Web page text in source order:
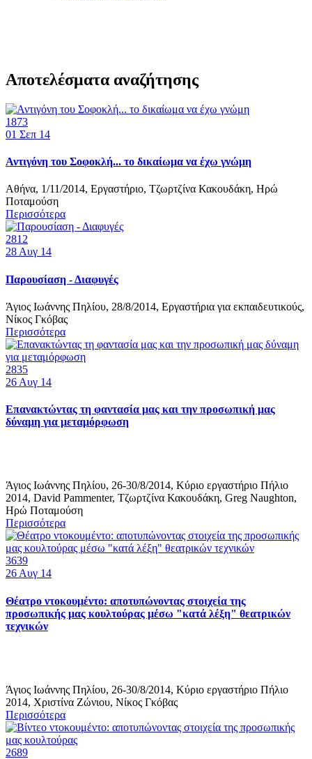
Αποτελέσματα αναζήτησης
1873
01 Σεπ 14
Αντιγόνη του Σοφοκλή... το δικαίωμα να έχω γνώμη
Αθήνα, 1/11/2014, Εργαστήριο, Τζωρτζίνα Κακουδάκη, Ηρώ
Ποταμούση
Περισσότερα
2812
28 Αυγ 14
Παρουσίαση - Διαφυγές
Άγιος Ιωάννης Πηλίου, 28/8/2014, Εργαστήρια για εκπαιδευτικούς,
Νίκος Γκόβας
Περισσότερα
2835
26 Αυγ 14
Επανακτώντας τη φαντασία μας και την προσωπική μας
δύναμη για μεταμόρφωση
Άγιος Ιωάννης Πηλίου, 26-30/8/2014, Κύριο εργαστήριο Πήλιο
2014, David Pammenter, Τζωρτζίνα Κακουδάκη, Greg Naughton,
Ηρώ Ποταμούση
Περισσότερα
3639
26Αυγ 14
Θέατρο ντοκουμέντο: αποτυπώνοντας στοιχεία της
προσωπικής μας κουλτούρας μέσω "κατά λέξη" θεατρικών
τεχνικών
Άγιος Ιωάννης Πηλίου, 26-30/8/2014, Κύριο εργαστήριο Πήλιο
2014, Χριστίνα Ζώνιου, Νίκος Γκόβας
Περισσότερα
2689